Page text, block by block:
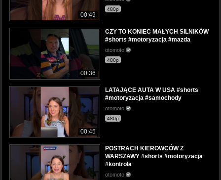
00:49
480p
00:36
CZY TO KONIEC MAŁYCH SILNIKÓW
#shorts #motoryzacja #mazda
otomoto
480p
00:45
LATAJĄCE AUTA W USA #shorts
#motoryzacja #samochody
otomoto
480p
POSTRACH KIEROWCÓW Z
WARSZAWY #shorts #motoryzacja
#kontrola
otomoto